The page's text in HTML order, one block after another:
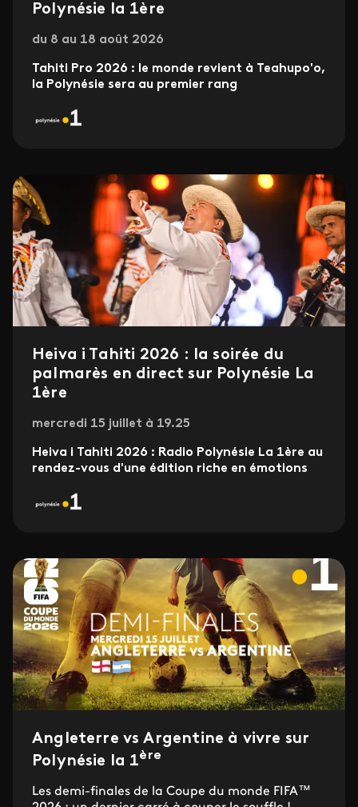
Polynésie la 1ère
du 8 au 18 août 2026
Tahiti Pro 2026 : le monde revient à Teahupo'o,
la Polynésie sera au premier rang
Heiva i Tahiti 2026 : la soirée du
palmarès en direct sur Polynésie La
1ère
mercredi 15 juillet à 19.25
Heiva i Tahiti 2026 : Radio Polynésie La 1ère au
rendez-vous d'une édition riche en émotions
Angleterre vs Argentine à vivre sur
Polynésie la 1ère
Les demi-finales de la Coupe du monde FIFA™